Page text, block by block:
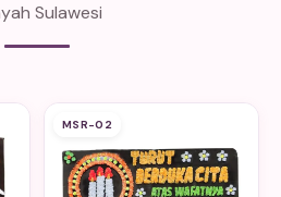
Sulawesi
MSR-02